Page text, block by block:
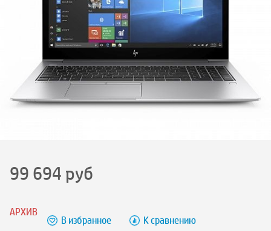
99 694 руб
АРХИВ
В избранное К сравнению